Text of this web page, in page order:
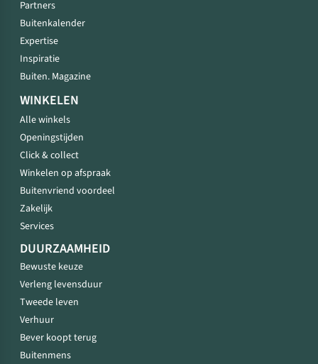
Partners
Buitenkalender
Expertise
Inspiratie
Buiten. Magazine
WINKELEN
Alle winkels
Openingstijden
Click & collect
Winkelen op afspraak
Buitenvriend voordeel
Zakelijk
Services
DUURZAAMHEID
Bewuste keuze
Verleng levensduur
Tweede leven
Verhuur
Bever koopt terug
Buitenmens